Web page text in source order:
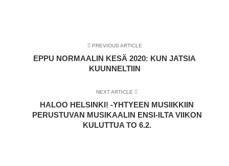
PREVIOUS ARTICLE
EPPU NORMAALIN KESÄ 2020: KUN JATSIA
KUUNNELTIIN
NEXT ARTICLE
HALOO HELSINKI! -YHTYEEN MUSIIKKIIN
PERUSTUVAN MUSIKAALIN ENSI-ILTA VIIKON
KULUTTUA TO 6.2.